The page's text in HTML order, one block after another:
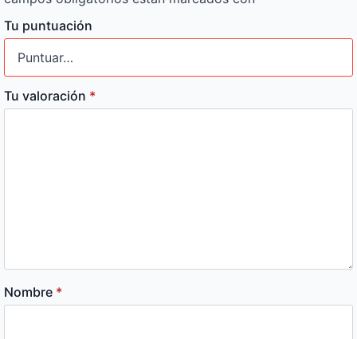
Tu puntuación
Tu valoración *
Nombre *